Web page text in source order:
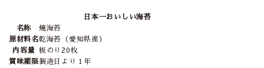
日本一おいしい海苔
名称
焼海苔
原材料名乾海苔（愛知県産）
内容量 板のり20枚
賞味期限製造日より１年